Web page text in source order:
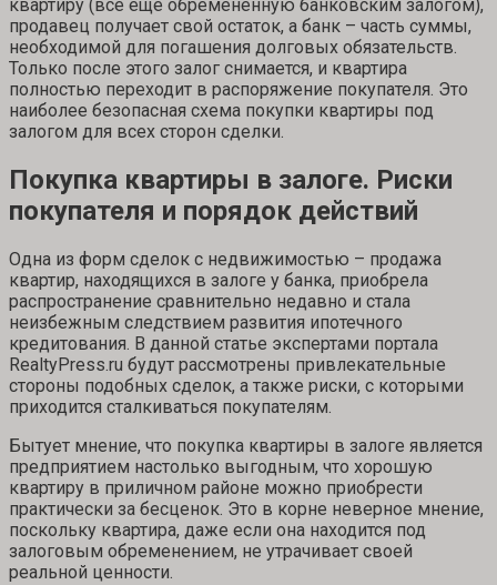
квартиру (все еще обремененную банковским залогом),
продавец получает свой остаток, а банк – часть суммы,
необходимой для погашения долговых обязательств.
Только после этого залог снимается, и квартира
полностью переходит в распоряжение покупателя. Это
наиболее безопасная схема покупки квартиры под
залогом для всех сторон сделки.
Покупка квартиры в залоге. Риски
покупателя и порядок действий
Одна из форм сделок с недвижимостью – продажа
квартир, находящихся в залоге у банка, приобрела
распространение сравнительно недавно и стала
неизбежным следствием развития ипотечного
кредитования. В данной статье экспертами портала
RealtyPress.ru будут рассмотрены привлекательные
стороны подобных сделок, а также риски, с которыми
приходится сталкиваться покупателям.
Бытует мнение, что покупка квартиры в залоге является
предприятием настолько выгодным, что хорошую
квартиру в приличном районе можно приобрести
практически за бесценок. Это в корне неверное мнение,
поскольку квартира, даже если она находится под
залоговым обременением, не утрачивает своей
реальной ценности.